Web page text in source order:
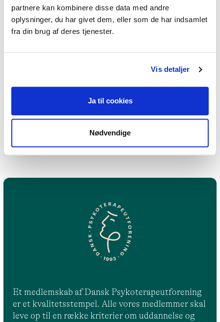
partnere kan kombinere disse data med andre
oplysninger, du har givet dem, eller som de har indsamlet
fra din brug af deres tjenester.
Vis detaljer
Ja til cookies
Nødvendige
Jeg praktiserer følgende
terapiformer
Eksistentiel terapi,
Integrativ psykoterapi,
Narrativ terapi
Et medlemskab af Dansk Psykoterapeutforening
er et kvalitetsstempel. Alle vores medlemmer skal
leve op til en række kriterier om uddannelse og